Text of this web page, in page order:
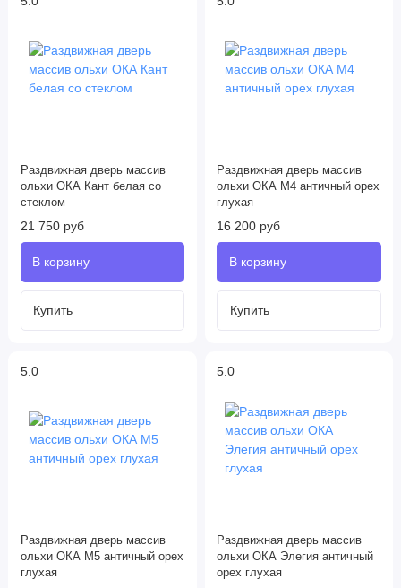
Раздвижная дверь массив
ольхи ОКА Кант белая со
стеклом
21 750 руб
Раздвижная дверь массив
ольхи ОКА М4 античный орех
глухая
16 200 руб
5.0
Раздвижная дверь массив
ольхи ОКА М5 античный орех
глухая
5.0
Раздвижная дверь массив
ольхи ОКА Элегия античный
орех глухая